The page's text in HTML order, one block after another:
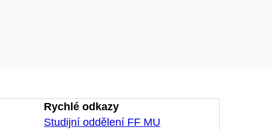
Rychlé odkazy
Studijní oddělení FF MU